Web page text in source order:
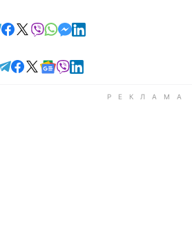
отправить в Telegram
поделиться в Facebook
поделиться в X
отправить в Viber
отправить в Whatsapp
отправить в Messenger
отправить в LinkedIn
Читайте в Telegram
Читайте в Facebook
Читайте в X
Читайте в Google news
Читайте в Viber
Читайте в LinkedIn